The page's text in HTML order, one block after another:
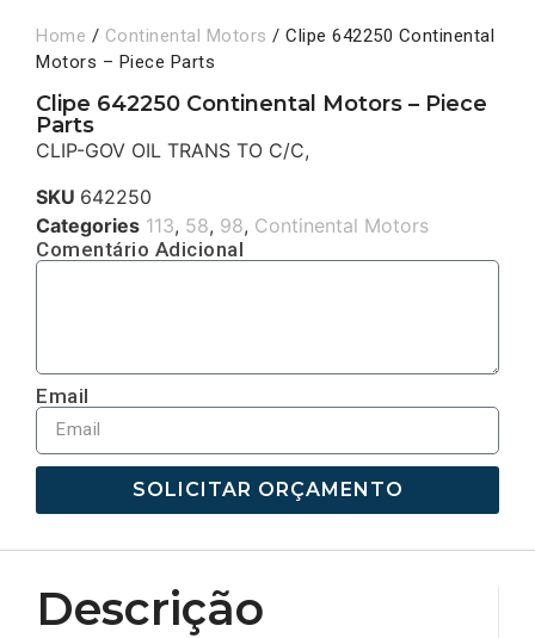
Home / Continental Motors / Clipe 642250 Continental
Motors – Piece Parts
Clipe 642250 Continental Motors – Piece
Parts
CLIP-GOV OIL TRANS TO C/C,
SKU 642250
Categories 113, 58, 98, Continental Motors
Comentário Adicional
Email
SOLICITAR ORÇAMENTO
Descrição